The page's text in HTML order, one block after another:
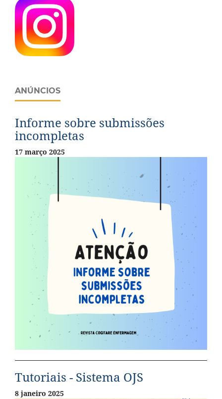
ANÚNCIOS
Informe sobre submissões
incompletas
17 março 2025
Tutoriais - Sistema OJS
8 janeiro 2025